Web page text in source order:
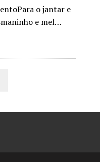
o jantar e
e mel…